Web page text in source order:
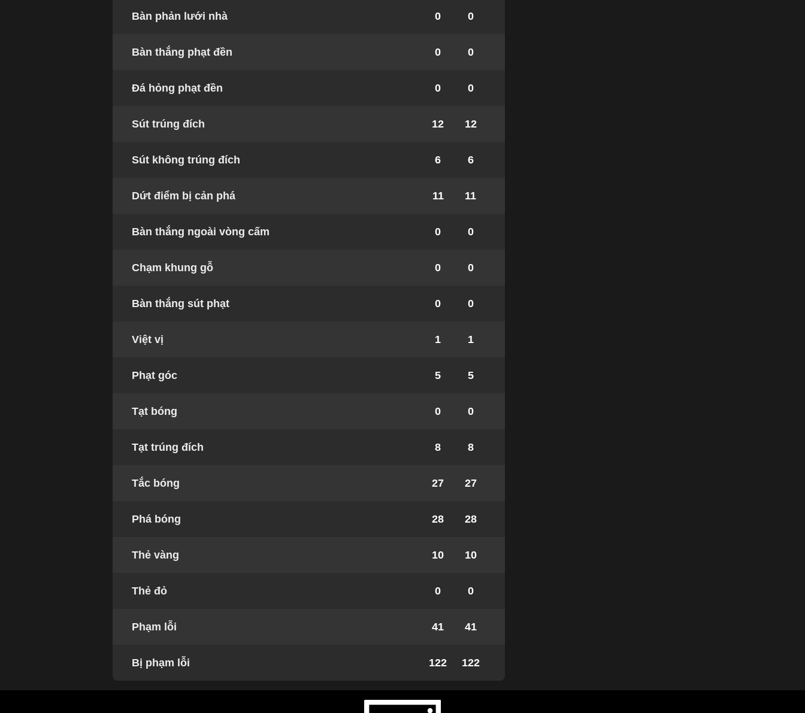
Bàn phản lưới nhà 0 0
Bàn thắng phạt đền 0 0
Đá hỏng phạt đền 0 0
Sút trúng đích 12 12
Sút không trúng đích 6 6
Dứt điểm bị cản phá 11 11
Bàn thắng ngoài vòng cấm 0 0
Chạm khung gỗ 0 0
Bàn thắng sút phạt 0 0
Việt vị 1 1
Phạt góc 5 5
Tạt bóng 0 0
Tạt trúng đích 8 8
Tắc bóng 27 27
Phá bóng 28 28
Thẻ vàng 10 10
Thẻ đỏ 0 0
Phạm lỗi 41 41
Bị phạm lỗi 122 122